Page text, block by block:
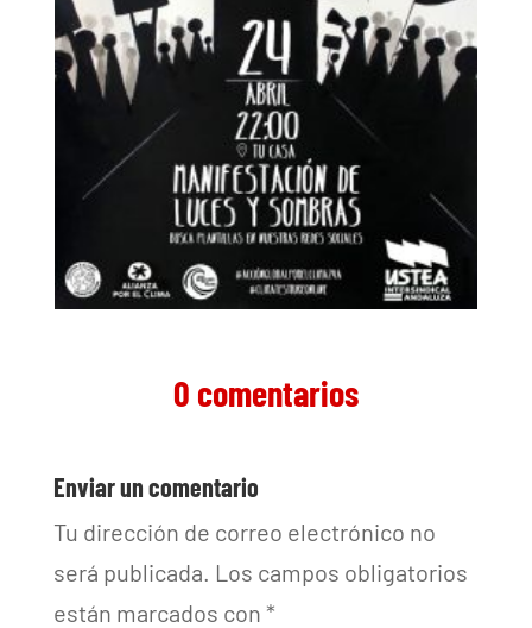
0 comentarios
Enviar un comentario
Tu dirección de correo electrónico no
será publicada. Los campos obligatorios
están marcados con *